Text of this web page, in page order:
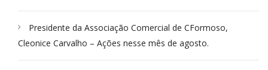
Presidente da Associação Comercial de CFormoso,
Cleonice Carvalho – Ações nesse mês de agosto.